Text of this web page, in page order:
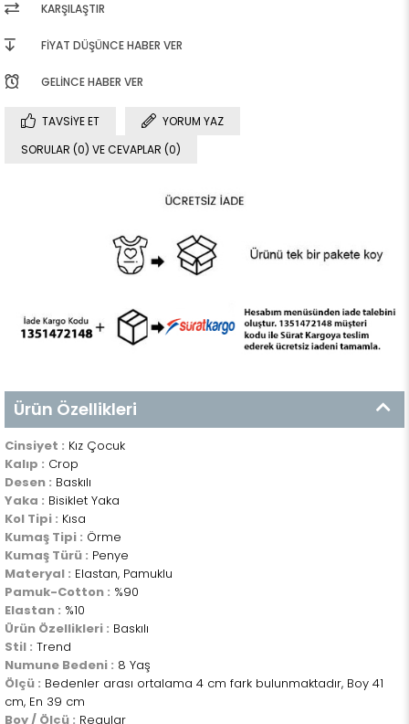
KARŞILAŞTIR
FIYAT DÜŞÜNCE HABER VER
GELINCE HABER VER
TAVSIYE ET
YORUM YAZ
SORULAR (0) VE CEVAPLAR (0)
Ürün Özellikleri
Cinsiyet : Kız Çocuk
Kalıp : Crop
Desen : Baskılı
Yaka : Bisiklet Yaka
Kol Tipi : Kısa
Kumaş Tipi : Örme
Kumaş Türü : Penye
Materyal : Elastan, Pamuklu
Pamuk-Cotton : %90
Elastan : %10
Ürün Özellikleri : Baskılı
Stil : Trend
Numune Bedeni : 8 Yaş
Ölçü : Bedenler arası ortalama 4 cm fark bulunmaktadır, Boy 41
cm, En 39 cm
Boy / Ölçü : Regular